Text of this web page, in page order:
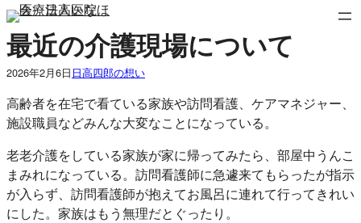
内
容
を
ス
キ
ッ
プ
最近の介護現場について
2026年2月6日 日高四郎の想い
高齢者を在宅で看ている家族や訪問看護、ケアマネジャー、
施設職員などみんな大変なことになっている。
老老介護をしている家族が家に帰ってみたら、部屋中うんこ
まみれになっている。訪問看護師に急遽来てもらったが指示
が入らず、訪問看護師が抱えてお風呂に連れて行ってきれい
にした。家族はもう無理だとぐったり。